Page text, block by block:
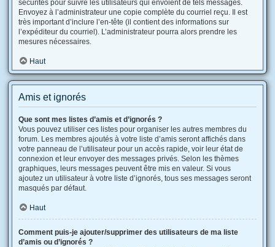
sécurités pour suivre les utilisateurs qui envoient de tels messages.
Envoyez à l’administrateur une copie complète du courriel reçu. Il est
très important d’inclure l’en-tête (il contient des informations sur
l’expéditeur du courriel). L’administrateur pourra alors prendre les
mesures nécessaires.
Haut
Amis et ignorés
Que sont mes listes d’amis et d’ignorés ?
Vous pouvez utiliser ces listes pour organiser les autres membres du
forum. Les membres ajoutés à votre liste d’amis seront affichés dans
votre panneau de l’utilisateur pour un accès rapide, voir leur état de
connexion et leur envoyer des messages privés. Selon les thèmes
graphiques, leurs messages peuvent être mis en valeur. Si vous
ajoutez un utilisateur à votre liste d’ignorés, tous ses messages seront
masqués par défaut.
Haut
Comment puis-je ajouter/supprimer des utilisateurs de ma liste
d’amis ou d’ignorés ?